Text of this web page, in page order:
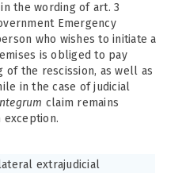
the wording of art. 3
Emergency
who wishes to initiate a
is obliged to pay
the rescission, as well as
in the case of judicial
claim remains
exception.
extrajudicial